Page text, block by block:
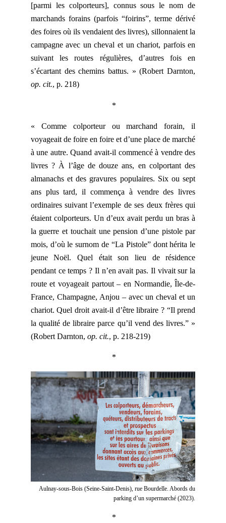
[parmi les colporteurs], connus sous le nom de
marchands forains (parfois “foirins”, terme dérivé
des foires où ils vendaient des livres), sillonnaient la
campagne avec un cheval et un chariot, parfois en
suivant les routes régulières, d’autres fois en
s’écartant des chemins battus. » (Robert Darnton,
op. cit., p. 218)
*
« Comme colporteur ou marchand forain, il
voyageait de foire en foire et d’une place de marché
à une autre. Quand avait-il commencé à vendre des
livres ? À l’âge de douze ans, en colportant des
almanachs et des gravures populaires. Six ou sept
ans plus tard, il commença à vendre des livres
ordinaires suivant l’exemple de ses deux frères qui
étaient colporteurs. Un d’eux avait perdu un bras à
la guerre et touchait une pension d’une pistole par
mois, d’où le surnom de “La Pistole” dont hérita le
jeune Noël. Quel était son lieu de résidence
pendant ce temps ? Il n’en avait pas. Il vivait sur la
route et voyageait partout – en Normandie, Île-de-
France, Champagne, Anjou – avec un cheval et un
chariot. Quel droit avait-il d’être libraire ? “Il prend
la qualité de libraire parce qu’il vend des livres.” »
(Robert Darnton, op. cit., p. 218-219)
*
Aulnay-sous-Bois (Seine-Saint-Denis), rue Bourdelle. Abords du
parking d’un supermarché (2023).
*